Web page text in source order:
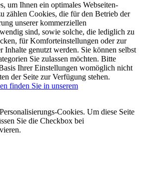
um Ihnen ein optimales Webseiten-
zählen Cookies, die für den Betrieb der
unserer kommerziellen
sind, sowie solche, die lediglich zu
für Komforteinstellungen oder zur
Inhalte genutzt werden. Sie können selbst
Sie zulassen möchten. Bitte
Ihrer Einstellungen womöglich nicht
der Seite zur Verfügung stehen.
finden Sie in unserem
Cookies. Um diese Seite
Sie die Checkbox bei